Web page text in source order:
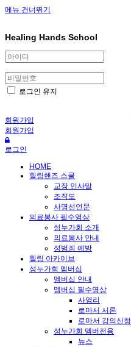
메뉴 건너뛰기
Healing Hands School
로그인 유지
회원가입
회원가입
로그인
HOME
힐링핸즈 스쿨
교장 인사말
조직도
사명선언문
의료봉사 필수영상
성누가회 소개
의료봉사 안내
성범죄 예방
힐링 아카이브
성누가회 멤버십
멤버십 안내
멤버십 필수영상
사영리
로마서 서론
로마서 강의신청
성누가회 멤버전용
뉴스